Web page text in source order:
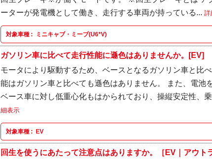
ーターが発電機として働き、走行する車両が持っている... 詳
対象車種 : ミニキャブ・ミーブ(U6*V)
ガソリン車に比べて走行性能に遜色はありませんか。[EV]
モータにより駆動するため、ベースとなるガソリン車と比
能はガソリン車と比べても遜色はありません。 また、電池
ベース車に対し低重心化もはかられており、操縦安定性、
細表示
対象車種 : EV
回生を使うにあたって注意点はありますか。［EV｜アウト